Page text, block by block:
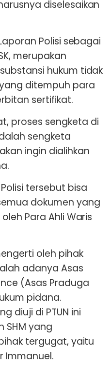
diselesaikan
Polisi sebagai
merupakan
hukum tidak
ditempuh para
sertifikat.
proses sengketa di
sengketa
ingin dialihkan
tersebut bisa
dokumen yang
Para Ahli Waris
oleh pihak
adanya Asas
(Asas Praduga
pidana.
diuji di PTUN ini
SHM yang
tergugat, yaitu
Immanuel.